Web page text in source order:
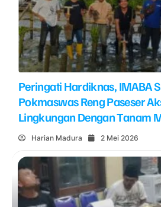
Peringati Hardiknas, IMABA
Pokmaswas Reng Paseser
Lingkungan Dengan Tanam
Harian Madura 2 Mei 2026